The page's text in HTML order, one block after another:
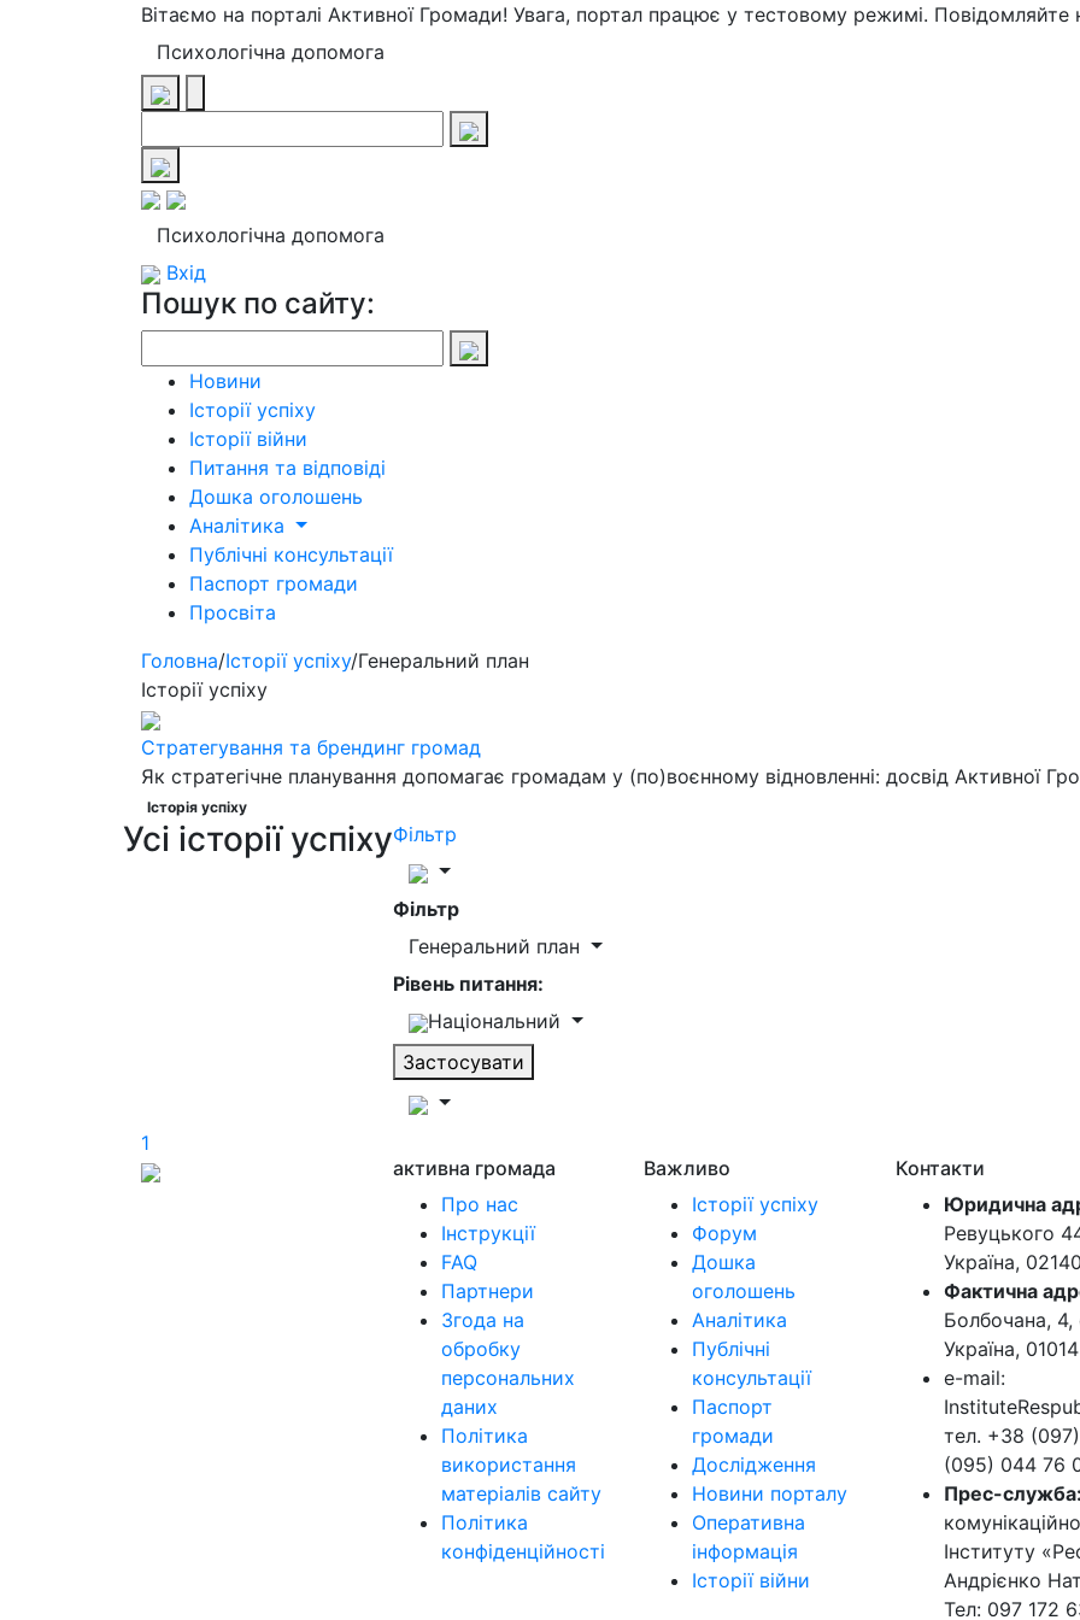
Вітаємо на порталі Активної Громади! Увага, портал працює у тестовому режимі. Повідомляйте
Психологічна допомога
Психологічна допомога
Вхід
Пошук по сайту:
Новини
Історії успіху
Історії війни
Питання та відповіді
Дошка оголошень
Аналітика
Публічні консультації
Паспорт громади
Просвіта
Головна/Історії успіху/Генеральний план
Історії успіху
Стратегування та брендинг громад
Як стратегічне планування допомагає громадам у (по)воєнному відновленні: досвід Активної
Історія успіху
Усі історії успіхуФільтр
Фільтр
Генеральний план
Рівень питання:
Національний
Застосувати
1
активна громада
Про нас
Інструкції
FAQ
Партнери
Згода на
обробку
персональних
даних
Політика
використання
матеріалів сайту
Політика
конфіденційності
Важливо
Історії успіху
Форум
Дошка
оголошень
Аналітика
Публічні
консультації
Паспорт
громади
Дослідження
Новини порталу
Оперативна
інформація
Історії війни
Контакти
Юридична
Ревуцького
Україна, 02140
Фактична
Болбочана, 4,
Україна, 01014
e-mail:
тел. +38
(095) 044 76
Прес-служба:
Інституту
Андрієнко
Тел: 097 172